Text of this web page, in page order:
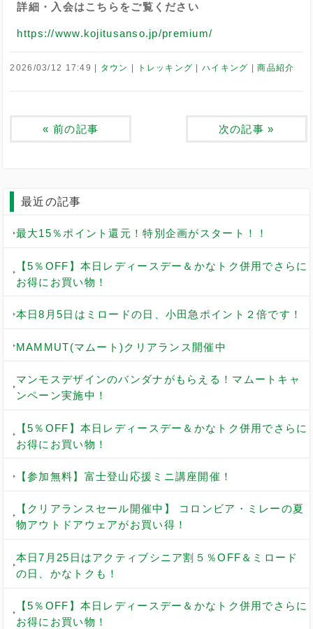
詳細・入会はこちらをご覧ください
https://www.kojitusanso.jp/premium/
2026/03/12 17:49 タウン トレッキング ハイキング 商品紹介
« 前の記事 次の記事 »
最近の記事
最大15％ポイント還元！特別企画がスタート！！
【5％OFF】本日レディースデー＆かなトク併用でさらに
お得にお買い物！
本日8月5日はミロードの日、小田急ポイント２倍です！
MAMMUT(マムート)クリアランス開催中
マンモスデザインのバンダナがもらえる！マムートキャ
ンペーン実施中！
【5％OFF】本日レディースデー＆かなトク併用でさらに
お得にお買い物！
【参加無料】富士登山応援ミニ講座開催！
【クリアランスセール開催中】 コロンビア・ミレーの夏
物アウトドアウェアがお買い得！
本日7月25日はアクティブシニア割５％OFF＆ミロード
の日、かなトクも！
【5％OFF】本日レディースデー＆かなトク併用でさらに
お得にお買い物！